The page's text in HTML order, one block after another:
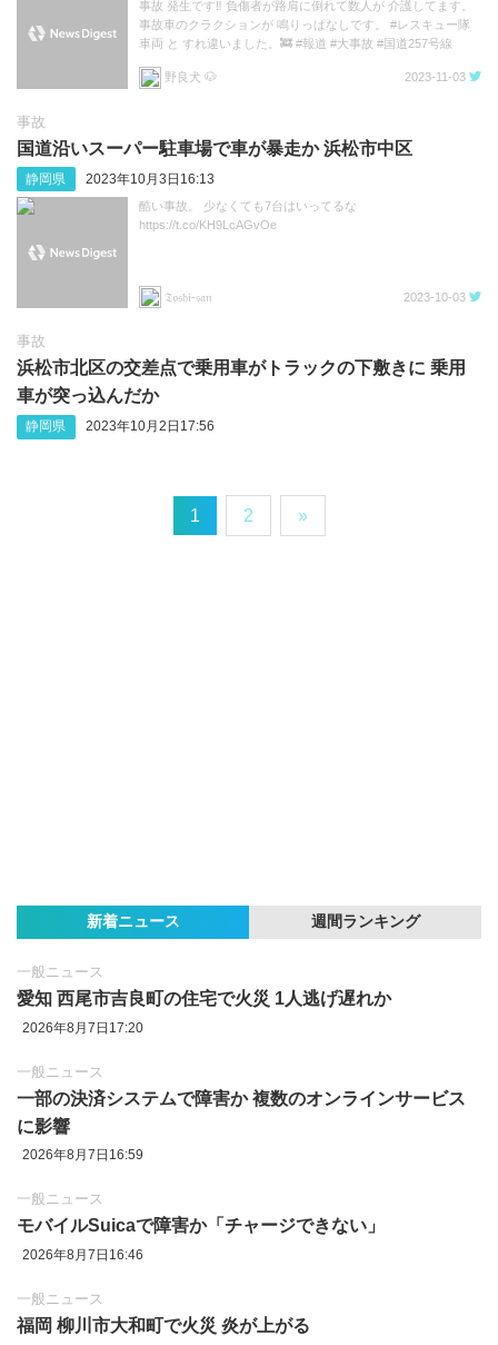
事故 発生です‼️ 負傷者が路肩に倒れて数人が 介護してます。
事故車のクラクションが 鳴りっぱなしです。 #レスキュー隊
車両 と すれ違いました。🚒 #報道 #大事故 #国道257号線
野良犬 🐶
2023-11-03
事故
国道沿いスーパー駐車場で車が暴走か 浜松市中区
静岡県 2023年10月3日16:13
酷い事故。 少なくても7台はいってるな
https://t.co/KH9LcAGvOe
𝔗𝔬𝔰𝔥𝔦-𝔰𝔞𝔫 2023-10-03
事故
浜松市北区の交差点で乗用車がトラックの下敷きに 乗用
車が突っ込んだか
静岡県 2023年10月2日17:56
1 2 »
新着ニュース 週間ランキング
一般ニュース
愛知 西尾市吉良町の住宅で火災 1人逃げ遅れか
2026年8月7日17:20
一般ニュース
一部の決済システムで障害か 複数のオンラインサービス
に影響
2026年8月7日16:59
一般ニュース
モバイルSuicaで障害か「チャージできない」
2026年8月7日16:46
一般ニュース
福岡 柳川市大和町で火災 炎が上がる